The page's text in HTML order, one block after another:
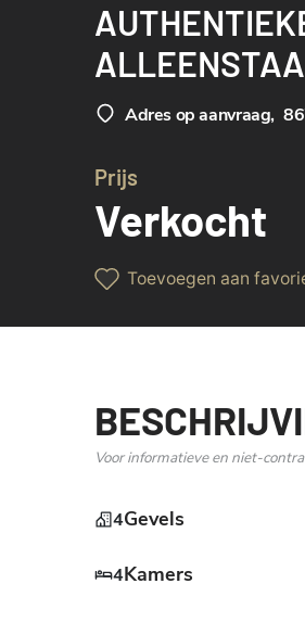
Adres op aanvraag,
Prijs
Verkocht
Toevoegen aan
Voor informatieve en niet-
4Gevels
4Kamers